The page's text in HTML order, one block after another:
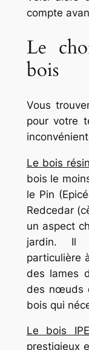
compte
Le
bois
Vous
pour votre
Le bois
bois le
le Pin
Redcedar
un aspect
jardin. Il
particulière
des lames
des nœuds
bois qui
Le bois
prestigieux